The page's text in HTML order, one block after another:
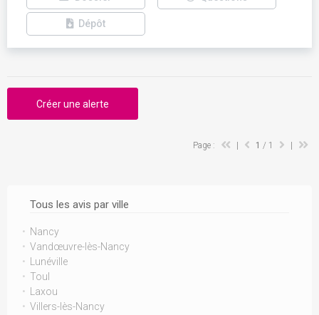
Tous les avis par ville
Nancy
Vandœuvre-lès-Nancy
Lunéville
Toul
Laxou
Villers-lès-Nancy
Dépôt
Créer une alerte
Page : 1 / 1